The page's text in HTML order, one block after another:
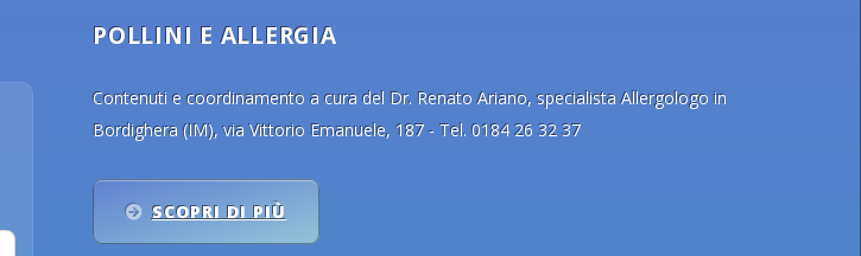
POLLINI E ALLERGIA
Contenuti e coordinamento a cura del Dr. Renato Ariano, specialista Allergologo in
Bordighera (IM), via Vittorio Emanuele, 187 - Tel. 0184 26 32 37
SCOPRI DI PIÙ